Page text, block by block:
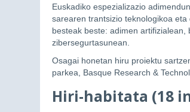
Euskadiko espezializazio
sarearen trantsizio teknologikoa
besteak beste: adimen
zibersegurtasunean.
Osagai honetan hiru proiektu
parkea, Basque Research &
Hiri-habitata (18